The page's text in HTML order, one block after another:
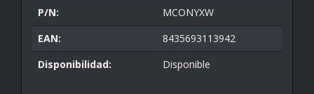
P/N:
MCONYXW
EAN:
8435693113942
Disponibilidad:
Disponible